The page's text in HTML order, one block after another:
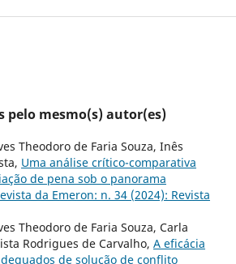
pelo mesmo(s) autor(es)
Theodoro de Faria Souza, Inês
Uma análise crítico-comparativa
de pena sob o panorama
da Emeron: n. 34 (2024): Revista
Theodoro de Faria Souza, Carla
Rodrigues de Carvalho, A eficácia
de solução de conflito